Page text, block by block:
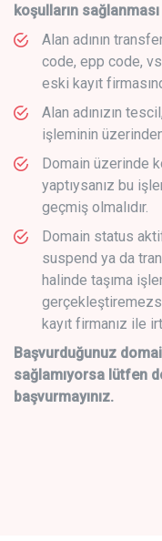
koşulların
Alan adının
code, epp code,
eski kayıt
Alan adınızın
işleminin
Domain üzerinde
yaptıysanız bu
geçmiş olmalıdır.
Domain status
suspend ya da
halinde taşıma
kayıt firmanız ile
Başvurduğunuz
sağlamıyorsa lütfen
başvurmayınız.